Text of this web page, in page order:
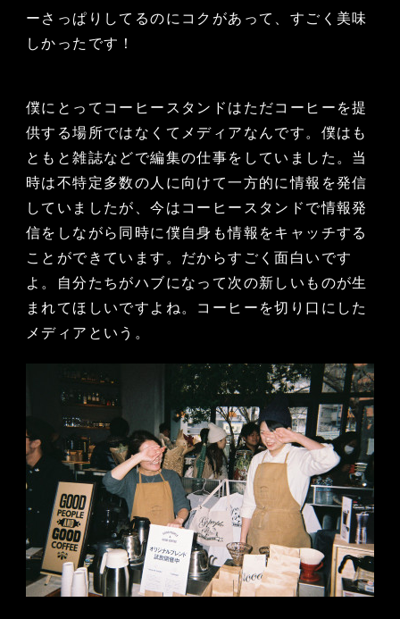
ーさっぱりしてるのにコクがあって、すごく美味
しかったです！
僕にとってコーヒースタンドはただコーヒーを提
供する場所ではなくてメディアなんです。僕はも
ともと雑誌などで編集の仕事をしていました。当
時は不特定多数の人に向けて一方的に情報を発信
していましたが、今はコーヒースタンドで情報発
信をしながら同時に僕自身も情報をキャッチする
ことができています。だからすごく面白いです
よ。自分たちがハブになって次の新しいものが生
まれてほしいですよね。コーヒーを切り口にした
メディアという。